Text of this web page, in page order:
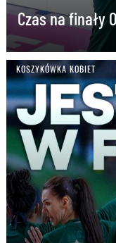
Czas na finały
KOSZYKÓWKA KOBIET